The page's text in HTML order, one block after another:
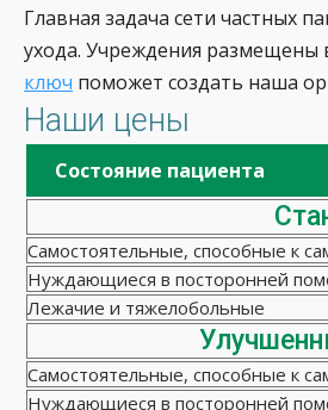
Главная задача сети частных
ухода. Учреждения размещены
ключ поможет создать наша
Наши цены
Состояние пациента
Самостоятельные, способные к
Нуждающиеся в посторонней
Лежачие и тяжелобольные
Самостоятельные, способные к
Нуждающиеся в посторонней